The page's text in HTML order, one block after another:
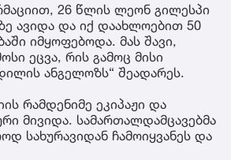
26 წლის ლეონ გილესპი
ავიდა და იქ დაახლოებით 50
იმყოფებოდა. მას შავი,
ეცვა, რის გამოც მისი
ანგელოზს“ შეადარეს.
რამდენიმე ეკიპაჟი და
მივიდა. სამართალდამცავებმა
სახურავიდან ჩამოიყვანეს და